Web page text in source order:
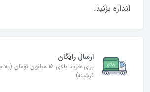
اندازه بزنید.
ارسال رایگان
برای خرید بالای ۱۵ میلیون
فرشینه)